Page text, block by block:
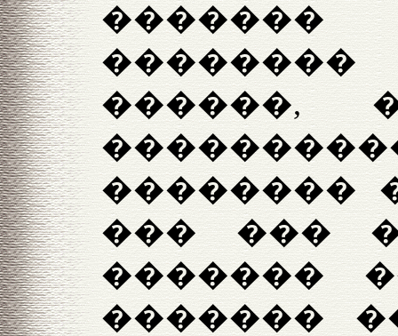
������,
��������
��� ���
�������
�������